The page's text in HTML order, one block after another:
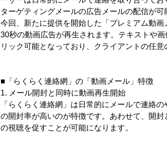
ターゲティングメールの広告メールの配信が可
今回、新たに提供を開始した「プレミアム動
30秒の動画広告が再生されます。テキストや
リック可能となっており、クライアントの任
■「らくらく連絡網」の「動画メール」特徴
1. メール開封と同時に動画再生開始
「らくらく連絡網」は日常的にメールで連絡
の開封率が高いのが特徴です。あわせて、開
の視聴を促すことが可能になります。